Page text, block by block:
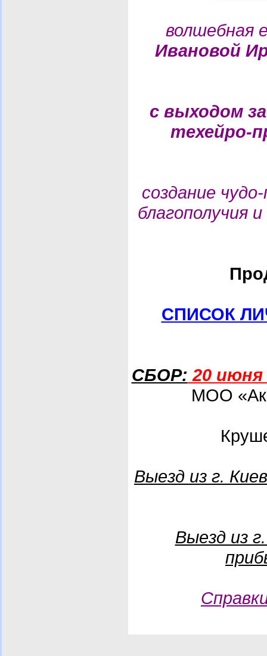
волшебная
Ивановой
с выходом
техейро-
создание
благополучия
СПИСОК
СБОР: 20 июня
МОО
Выезд из г.
Выезд из